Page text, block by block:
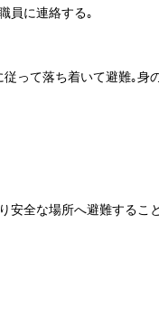
員に連絡する｡
って落ち着いて避難｡
安全な場所へ避難するこ